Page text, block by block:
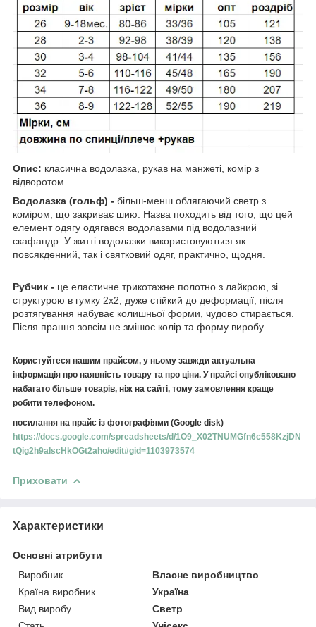
Опис: класична водолазка, рукав на манжеті, комір з
відворотом.
Водолазка (гольф) - більш-менш облягаючий светр з
коміром, що закриває шию. Назва походить від того, що цей
елемент одягу одягався водолазами під водолазний
скафандр. У житті водолазки використовуються як
повсякденний, так і святковий одяг, практично, щодня.
Рубчик - це еластичне трикотажне полотно з лайкрою, зі
структурою в гумку 2х2, дуже стійкий до деформації, після
розтягування набуває колишньої форми, чудово стирається.
Після прання зовсім не змінює колір та форму виробу.
Користуйтеся нашим прайсом, у ньому завжди актуальна
інформація про наявність товару та про ціни. У прайсі опубліковано
набагато більше товарів, ніж на сайті, тому замовлення краще
робити телефоном.
посилання на прайс із фотографіями (Google disk)
https://docs.google.com/spreadsheets/d/1O9_X02TNUMGfn6c558KzjDN
tQig2h9aIscHkOGt2aho/edit#gid=1103973574
Приховати
Характеристики
Основні атрибути
Виробник
Власне виробництво
Країна виробник
Україна
Вид виробу
Светр